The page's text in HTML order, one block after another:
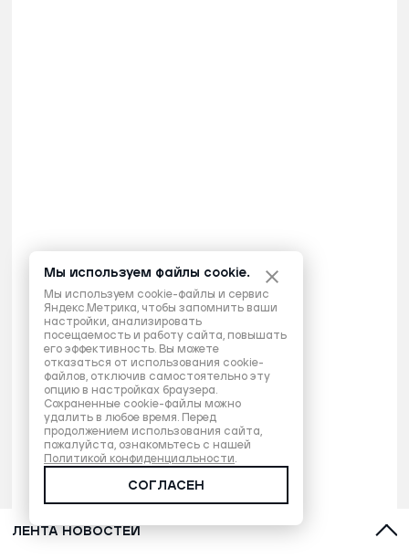
ЛЕНТА НОВОСТЕЙ
Мы используем файлы cookie.
Мы используем cookie-файлы и сервис
Яндекс.Метрика, чтобы запомнить ваши
настройки, анализировать
посещаемость и работу сайта, повышать
его эффективность. Вы можете
отказаться от использования cookie-
файлов, отключив самостоятельно эту
опцию в настройках браузера.
Сохраненные cookie-файлы можно
удалить в любое время. Перед
продолжением использования сайта,
пожалуйста, ознакомьтесь с нашей
Политикой конфиденциальности.
СОГЛАСЕН